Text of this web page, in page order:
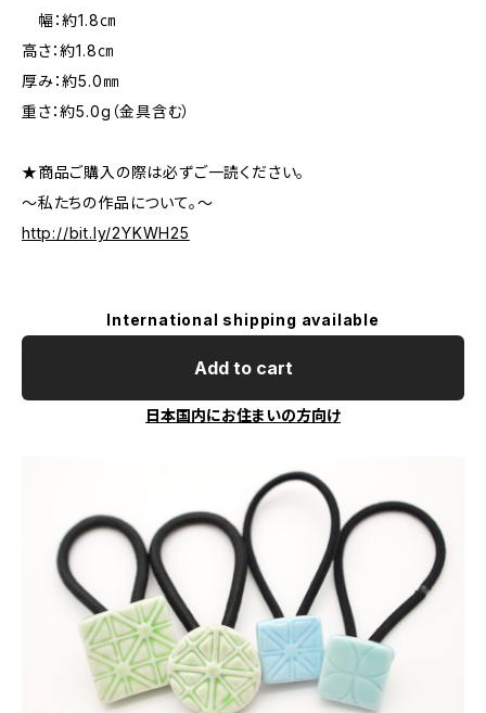
幅：約1.8㎝
高さ：約1.8㎝
厚み：約5.0㎜
重さ：約5.0g（金具含む）
★商品ご購入の際は必ずご一読ください。
～私たちの作品について。～
http://bit.ly/2YKWH25
International shipping available
Add to cart
日本国内にお住まいの方向け